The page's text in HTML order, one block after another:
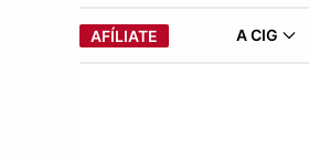
AFÍLIATE A CIG